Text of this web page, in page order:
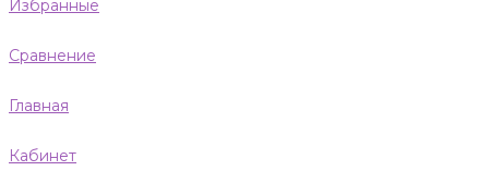
Избранные
Сравнение
Главная
Кабинет